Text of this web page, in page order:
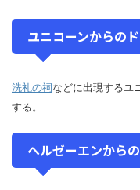
ユニコーンからの
洗礼の祠などに出現するユ
する。
ヘルゼーエンから